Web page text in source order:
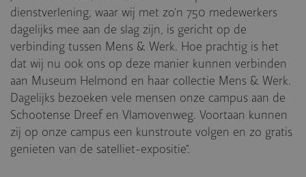
dienstverlening, waar wij met zo’n 750 medewerkers
dagelijks mee aan de slag zijn, is gericht op de
verbinding tussen Mens & Werk. Hoe prachtig is het
dat wij nu ook ons op deze manier kunnen verbinden
aan Museum Helmond en haar collectie Mens & Werk.
Dagelijks bezoeken vele mensen onze campus aan de
Schootense Dreef en Vlamovenweg. Voortaan kunnen
zij op onze campus een kunstroute volgen en zo gratis
genieten van de satelliet-expositie”.